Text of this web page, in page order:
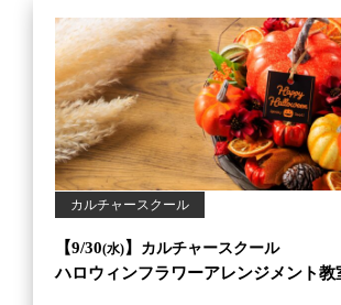
カルチャースクール
【9/30(水) 】 カルチャースクール
ハロウィンフラワーアレンジメント教